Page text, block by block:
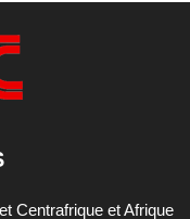
Centrafrique et Afrique